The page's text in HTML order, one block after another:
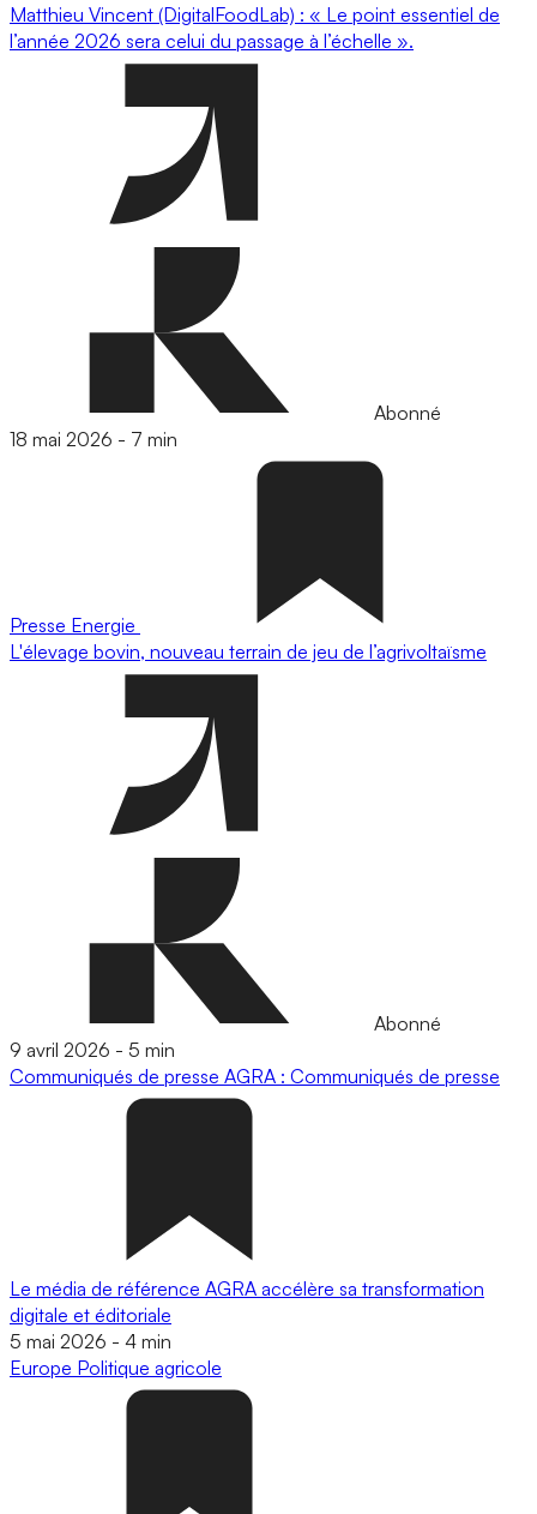
Matthieu Vincent (DigitalFoodLab) : « Le point essentiel de
l’année 2026 sera celui du passage à l’échelle ».
Abonné
18 mai 2026 - 7 min
Presse Energie
L'élevage bovin, nouveau terrain de jeu de l’agrivoltaïsme
Abonné
9 avril 2026 - 5 min
Communiqués de presse AGRA : Communiqués de presse
Le média de référence AGRA accélère sa transformation
digitale et éditoriale
5 mai 2026 - 4 min
Europe Politique agricole